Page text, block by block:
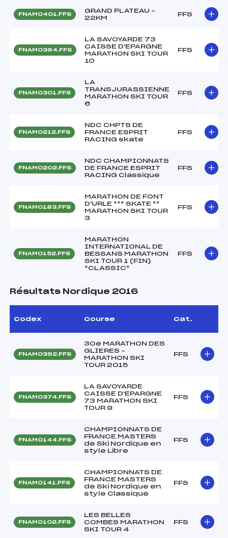
FNAM0401.FFS
GRAND PLATEAU –
22KM
FFS
FNAM0394.FFS
LA SAVOYARDE 73
CAISSE D'EPARGNE
MARATHON SKI TOUR
10
FFS
FNAM0301.FFS
LA
TRANSJURASSIENNE
MARATHON SKI TOUR
6
FFS
FNAM0212.FFS
NDC CHPTS DE
FRANCE ESPRIT
RACING skate
FFS
FNAM0202.FFS
NDC CHAMPIONNATS
DE FRANCE ESPRIT
RACING Classique
FFS
FNAM0183.FFS
MARATHON DE FONT
D'URLE *** SKATE **
MARATHON SKI TOUR
3
FFS
FNAM0152.FFS
MARATHON
INTERNATIONAL DE
BESSANS MARATHON
SKI TOUR 1 (FIN)
*CLASSIC*
FFS
Résultats Nordique 2016
Codex Course Cat.
FNAM0392.FFS
30e MARATHON DES
GLIERES –
MARATHON SKI
TOUR 2015
FFS
FNAM0374.FFS
LA SAVOYARDE
CAISSE D'EPARGNE
73 MARATHON SKI
TOUR 9
FFS
FNAM0144.FFS
CHAMPIONNATS DE
FRANCE MASTERS
de Ski Nordique en
style Libre
FFS
FNAM0141.FFS
CHAMPIONNATS DE
FRANCE MASTERS
de Ski Nordique en
style Classique
FFS
FNAM0102.FFS
LES BELLES
COMBES MARATHON
SKI TOUR 4
FFS